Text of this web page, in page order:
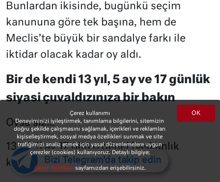
Bunlardan ikisinde, bugünkü seçim
kanununa göre tek başına, hem de
Meclis’te büyük bir sandalye farkı ile
iktidar olacak kadar oy aldı.
Bir de kendi 13 yıl, 5 ay ve 17 günlük
siyasi çuvaldızınıza bir bakın
Oysa siz…
13 yıl, 5 ay 17 gün o genel başkanlık
koltuğunda kaldınız.
OK
Çerez kullanımı
Deneyiminizi iyileştirmek, tanımlama bilgilerini, sitemizin
doğru şekilde çalışmasını sağlamak, içerikleri ve reklamları
kişiselleştirmek, sosyal medya özellikleri sunmak ve site
trafiğimizi analiz etmek için yasal düzenlemelere uygun
çerezler (cookies) kullanıyoruz. Detaylı bilgiye;
Çerez Politikasısayfamızdan erişebilirsiniz.
Bizi Telegram'da takip edin